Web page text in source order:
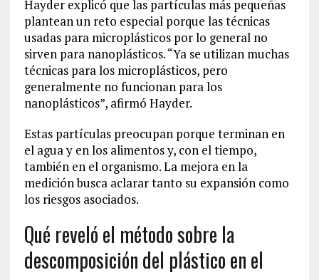
Hayder explicó que las partículas más pequeñas
plantean un reto especial porque las técnicas
usadas para microplásticos por lo general no
sirven para nanoplásticos. “Ya se utilizan muchas
técnicas para los microplásticos, pero
generalmente no funcionan para los
nanoplásticos”, afirmó Hayder.
Estas partículas preocupan porque terminan en
el agua y en los alimentos y, con el tiempo,
también en el organismo. La mejora en la
medición busca aclarar tanto su expansión como
los riesgos asociados.
Qué reveló el método sobre la
descomposición del plástico en el